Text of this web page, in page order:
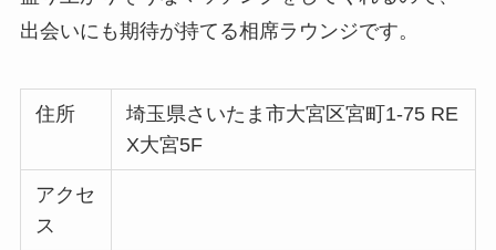
出会いにも期待が持てる相席ラウンジです。
住所
埼玉県さいたま市大宮区宮町1-75 RE
X大宮5F
アクセ
ス